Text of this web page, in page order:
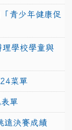
青少年健康促
學校學童與
菜單
單
遠決賽成績